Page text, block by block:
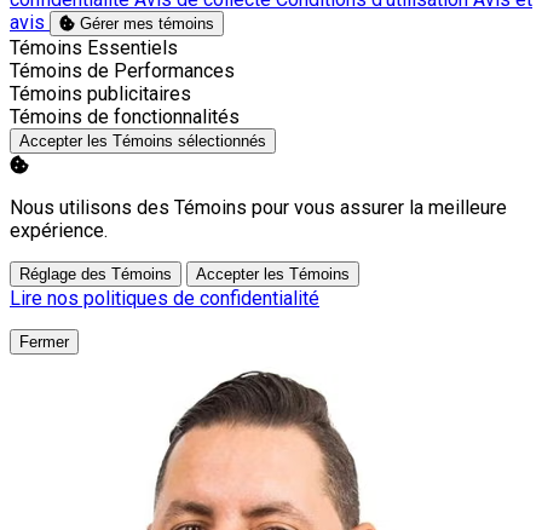
avis
Gérer mes témoins
Activer
Témoins Essentiels
Activer
Témoins de Performances
Activer
Témoins publicitaires
Activer
Témoins de fonctionnalités
Accepter les Témoins sélectionnés
Nous utilisons des Témoins pour vous assurer la meilleure
expérience.
Réglage des Témoins Accepter les Témoins
Lire nos politiques de confidentialité
Fermer